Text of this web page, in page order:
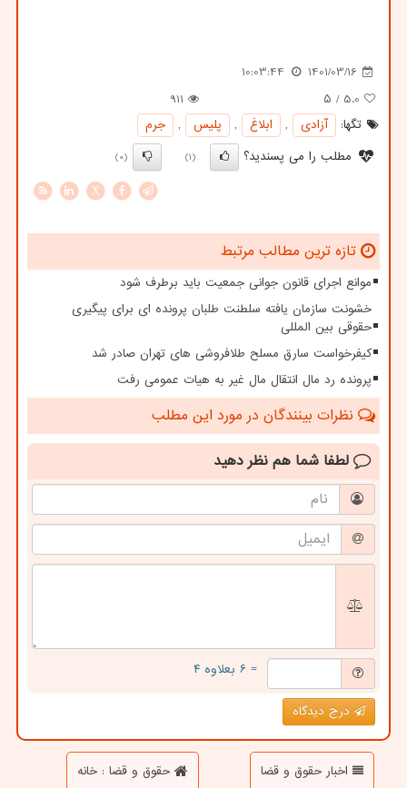
1401/03/16
10:03:44
5.0 / ۵
911
تگها:
آزادی , ابلاغ , پلیس ,
جرم
مطلب را می پسندید؟
(1)
(0)
X
تازه ترین مطالب مرتبط
موانع اجرای قانون جوانی جمعیت باید برطرف شود
خشونت سازمان یافته سلطنت طلبان پرونده ای برای پیگیری
حقوقی بین المللی
کیفرخواست سارق مسلح طلافروشی های تهران صادر شد
پرونده رد مال انتقال مال غیر به هیات عمومی رفت
نظرات بینندگان در مورد این مطلب
لطفا شما هم نظر دهید
= ۶ بعلاوه ۴
درج دیدگاه
اخبار حقوق و قضا حقوق و قضا : خانه